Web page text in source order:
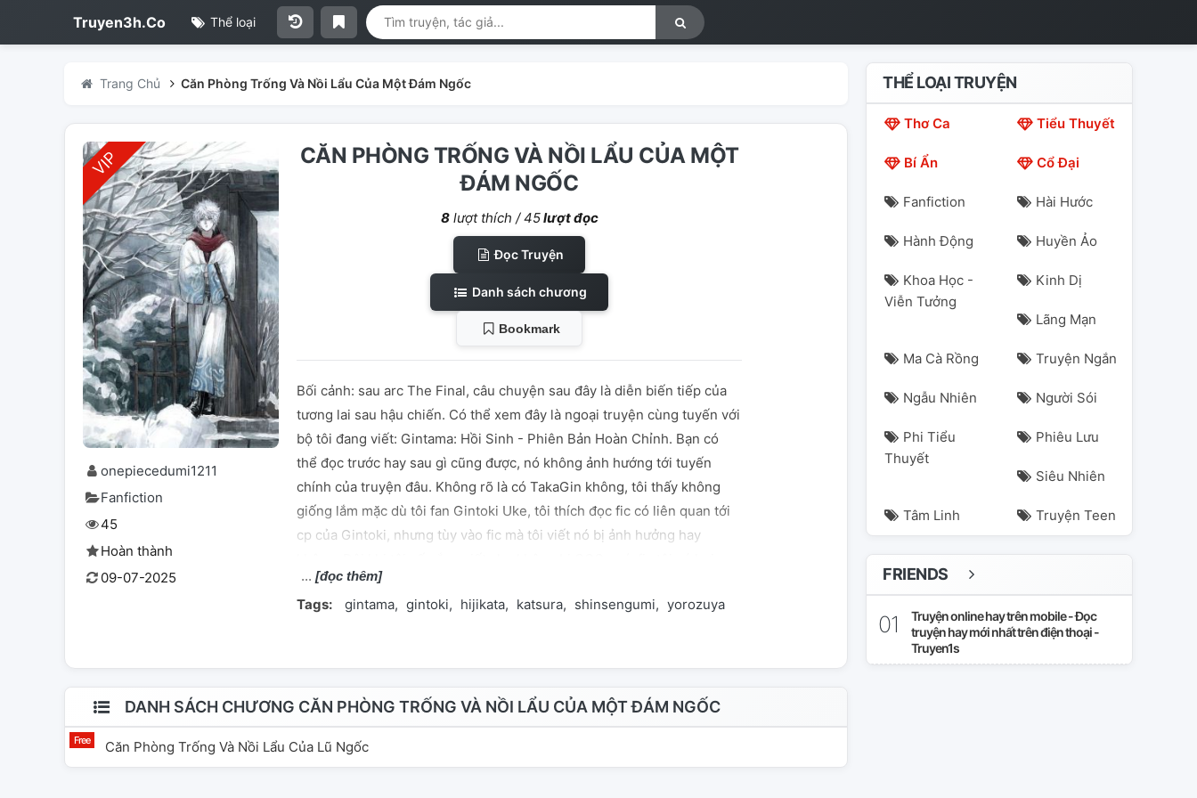
Truyen3h.Co Thể loại
Trang Chủ Căn Phòng Trống Và Nồi Lẩu Của Một Đám Ngốc
onepiecedumi1211
Fanfiction
45
Hoàn thành
09-07-2025
CĂN PHÒNG TRỐNG VÀ NỒI LẨU CỦA MỘT
ĐÁM NGỐC
8lượt thích /45lượt đọc
Đọc Truyện
Danh sách chương
Bookmark
Bối cảnh: sau arc The Final, câu chuyện sau đây là diễn biến tiếp của
tương lai sau hậu chiến. Có thể xem đây là ngoại truyện cùng tuyến với
bộ tôi đang viết: Gintama: Hồi Sinh - Phiên Bản Hoàn Chỉnh. Bạn có
thể đọc trước hay sau gì cũng được, nó không ảnh hướng tới tuyến
chính của truyện đâu. Không rõ là có TakaGin không, tôi thấy không
giống lắm mặc dù tôi fan Gintoki Uke, tôi thích đọc fic có liên quan tới
cp của Gintoki, nhưng tùy vào fic mà tôi viết nó bị ảnh hưởng hay
thiên vị Gintoki xíu. Nếu bạn không chấp nhận được cp Gin là uke, thì
có thể bạn không nên đọc fic này đâu, và nhớ xem tag và các fic khác
[đọc thêm]
Tags: gintama gintoki hijikata katsura shinsengumi yorozuya
DANH SÁCH CHƯƠNG CĂN PHÒNG TRỐNG VÀ NỒI LẨU CỦA MỘT ĐÁM NGỐC
Căn Phòng Trống Và Nồi Lẩu Của Lũ Ngốc
THỂ LOẠI TRUYỆN
Thơ Ca Tiểu Thuyết
Bí Ẩn Cổ Đại
Fanfiction Hài Hước
Hành Động Huyền Ảo
Khoa Học -
Viễn Tưởng
Kinh Dị
Lãng Mạn
Ma Cà Rồng Truyện Ngắn
Ngẫu Nhiên Người Sói
Phi Tiểu
Thuyết
Phiêu Lưu
Siêu Nhiên
Tâm Linh Truyện Teen
FRIENDS
Truyện online hay trên mobile - Đọc
truyện hay mới nhất trên điện thoại -
Truyen1s